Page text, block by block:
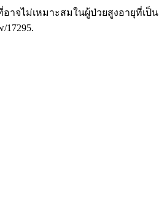
าจไม่เหมาะสมในผู้ป่วยสูงอายุที่เ
17295.